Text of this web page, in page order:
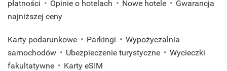
płatności
Opinie o hotelach Nowe hotele
Gwarancja
najniższej ceny
Karty podarunkowe Parkingi
Wypożyczalnia
samochodów
Ubezpieczenie turystyczne
Wycieczki
fakultatywne
Karty eSIM